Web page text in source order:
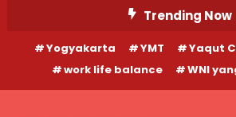
Content
Trending Now
Yogyakarta YMT
Yaqut
work life balance
WNI